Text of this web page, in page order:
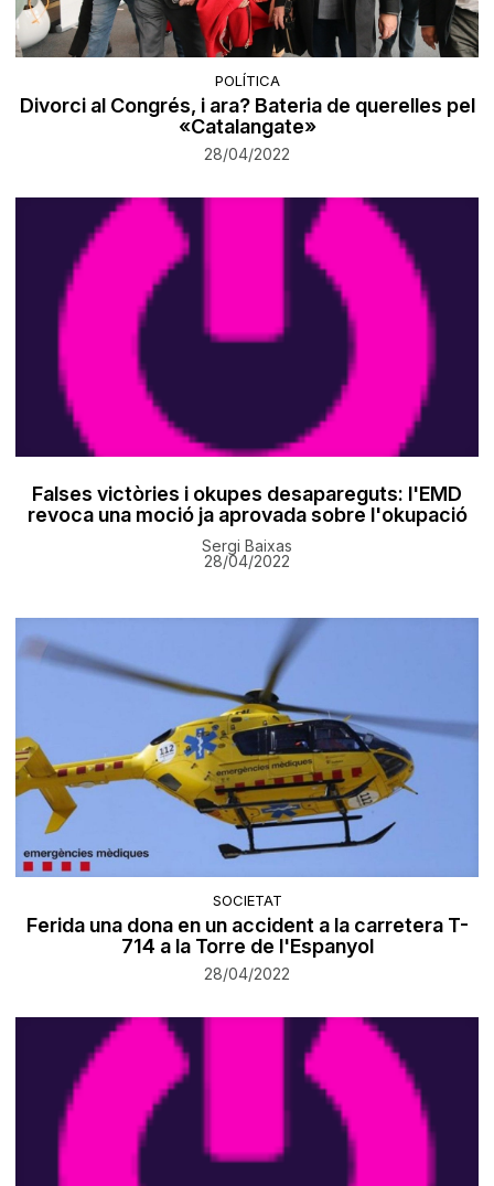
POLÍTICA
Divorci al Congrés, i ara? Bateria de querelles pel
«Catalangate»
28/04/2022
Falses victòries i okupes desapareguts: l'EMD
revoca una moció ja aprovada sobre l'okupació
Sergi Baixas
28/04/2022
SOCIETAT
Ferida una dona en un accident a la carretera T-
714 a la Torre de l'Espanyol
28/04/2022